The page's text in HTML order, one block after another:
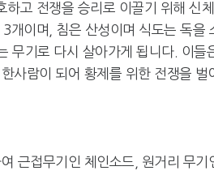
고 전쟁을 승리로 이끌기 위해 신
개이며, 침은 산성이며 식도는 독을
무기로 다시 살아가게 됩니다. 이들
사람이 되어 황제를 위한 전쟁을 벌
근접무기인 체인소드, 원거리 무